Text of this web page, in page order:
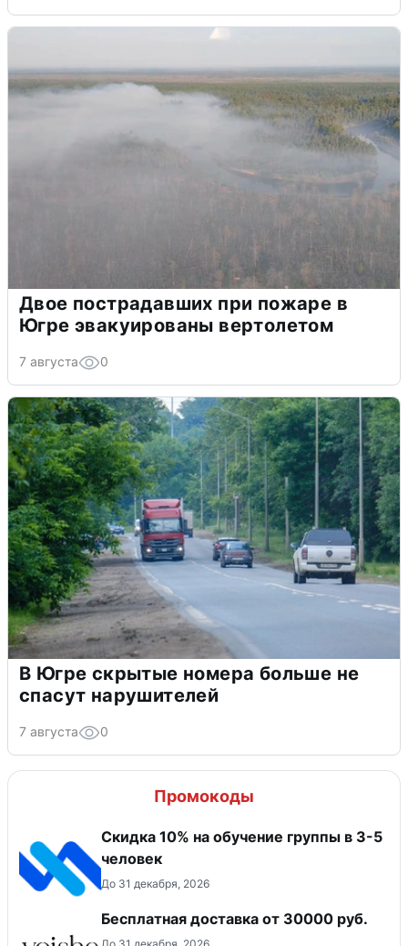
Двое пострадавших при пожаре в
Югре эвакуированы вертолетом
7 августа 0
В Югре скрытые номера больше не
спасут нарушителей
7 августа 0
Промокоды
Скидка 10% на обучение группы в 3-5
человек
До 31 декабря, 2026
Бесплатная доставка от 30000 руб.